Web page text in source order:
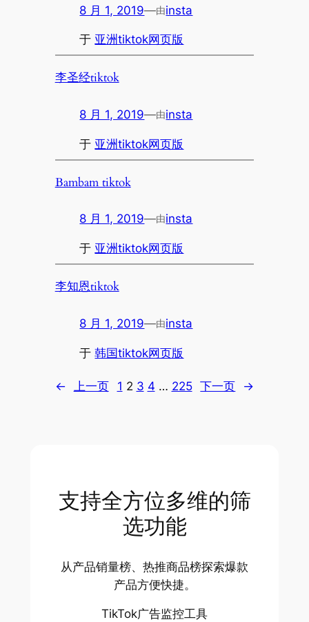
8 月 1, 2019—由insta
于 亚洲tiktok网页版
李圣经tiktok
8 月 1, 2019—由insta
于 亚洲tiktok网页版
Bambam tiktok
8 月 1, 2019—由insta
于 亚洲tiktok网页版
李知恩tiktok
8 月 1, 2019—由insta
于韩国tiktok网页版
← 上一页 1 2 3 4 … 225 下一页 →
支持全方位多维的筛
选功能
从产品销量榜、热推商品榜探索爆款
产品方便快捷。
TikTok广告监控工具